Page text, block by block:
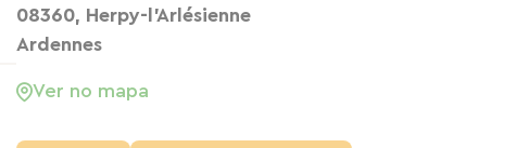
08360, Herpy-l'Arlésienne
Ardennes
Ver no mapa